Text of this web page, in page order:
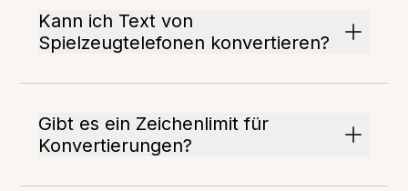
Kann ich Text von
Spielzeugtelefonen konvertieren?
Gibt es ein Zeichenlimit für
Konvertierungen?